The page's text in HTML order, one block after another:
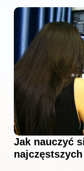
Jak nauczyć